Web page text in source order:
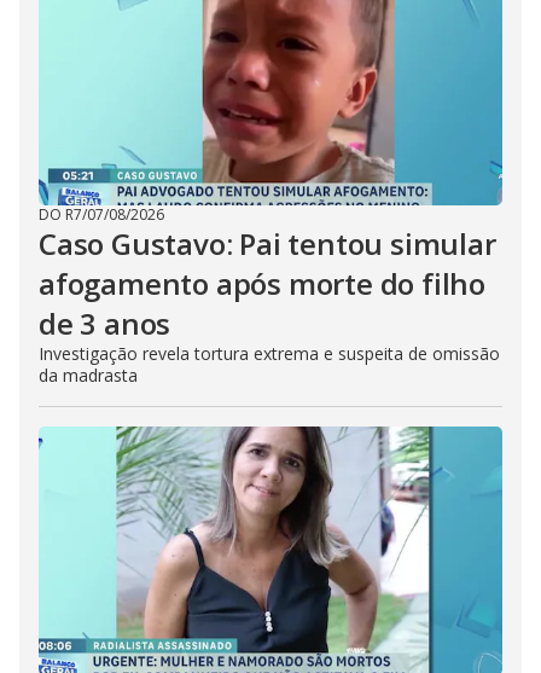
DO R7/07/08/2026
Caso Gustavo: Pai tentou simular
afogamento após morte do filho
de 3 anos
Investigação revela tortura extrema e suspeita de omissão
da madrasta